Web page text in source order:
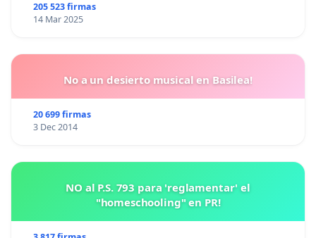
205 523 firmas
14 Mar 2025
No a un desierto musical en Basilea!
20 699 firmas
3 Dec 2014
NO al P.S. 793 para 'reglamentar' el
"homeschooling" en PR!